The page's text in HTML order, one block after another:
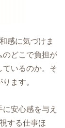
感に気づけま
のどこで負担が
ているのか。そ
ます。
安心感を与え
する仕事ほ